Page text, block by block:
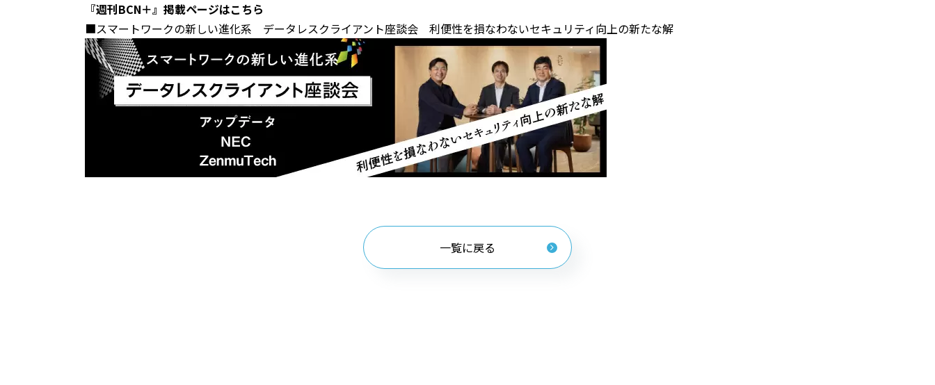
『週刊BCN＋』掲載ページはこちら
■スマートワークの新しい進化系 データレスクライアント座談会 利便性を損なわないセキュリティ向上の新たな解
一覧に戻る